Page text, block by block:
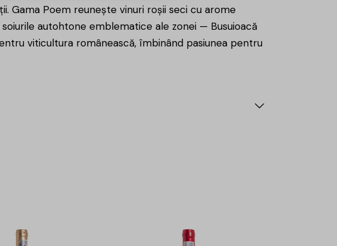
Gama Poem reunește vinuri roșii seci cu arome
autohtone emblematice ale zonei — Busuioacă
viticultura românească, îmbinând pasiunea pentru